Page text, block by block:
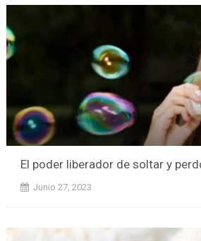
El poder liberador de soltar y
Junio 27, 2023